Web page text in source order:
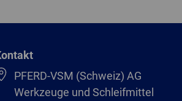
PFERD-VSM (Schweiz) AG
Werkzeuge und Schleifmittel